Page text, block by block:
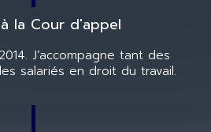
la Cour d'appel
J’accompagne tant des
salariés en droit du travail.